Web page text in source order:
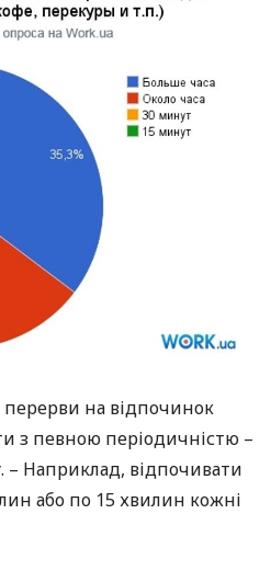
на відпочинок
з певною періодичністю –
– Наприклад, відпочивати
або по 15 хвилин кожні